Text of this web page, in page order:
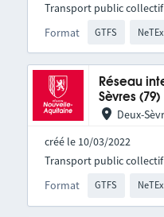
Format GTFS NeTEx
Transport public collectif
Réseau
Sèvres (79)
Deux-
créé le 10/03/2022
Format GTFS NeTEx
Transport public collectif